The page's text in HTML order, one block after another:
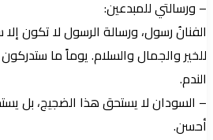
– ورسالتي للمبدعين:
الفنانُ رسول، ورسالة الرسول لا تكون
للخير والجمال والسلام. يوماً ما
الندم.
– السودان لا يستحق هذا الضجيج، بل
أحسن.